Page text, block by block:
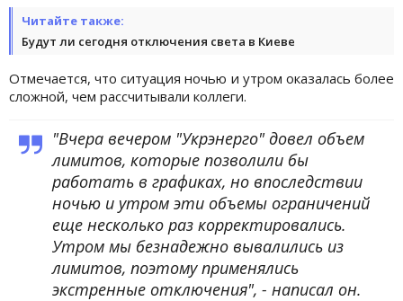
Читайте также:
Будут ли сегодня отключения света в Киеве
Отмечается, что ситуация ночью и утром оказалась более
сложной, чем рассчитывали коллеги.
"Вчера вечером "Укрэнерго" довел объем
лимитов, которые позволили бы
работать в графиках, но впоследствии
ночью и утром эти объемы ограничений
еще несколько раз корректировались.
Утром мы безнадежно вывалились из
лимитов, поэтому применялись
экстренные отключения", - написал он.